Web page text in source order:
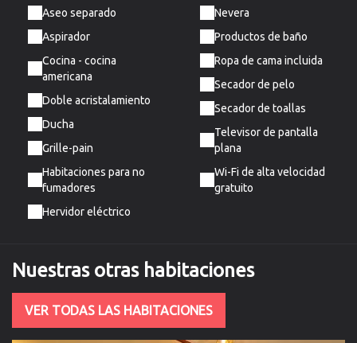
Aseo separado
Aspirador
Cocina - cocina
americana
Doble acristalamiento
Ducha
Grille-pain
Habitaciones para no
fumadores
Hervidor eléctrico
Nevera
Productos de baño
Ropa de cama incluida
Secador de pelo
Secador de toallas
Televisor de pantalla
plana
Wi-Fi de alta velocidad
gratuito
Nuestras otras habitaciones
VER TODAS LAS HABITACIONES